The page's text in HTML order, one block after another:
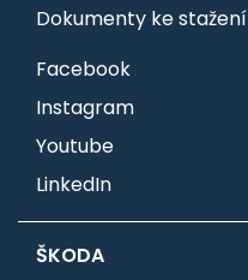
Dokumenty ke stažení
Facebook
Instagram
Youtube
LinkedIn
ŠKODA